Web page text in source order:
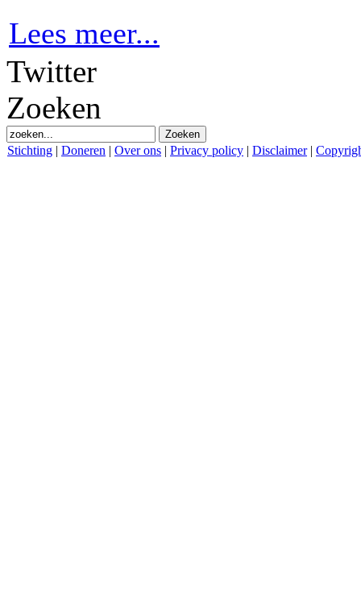
Lees meer...
Twitter
Zoeken
Stichting | Doneren | Over ons | Privacy policy | Disclaimer|